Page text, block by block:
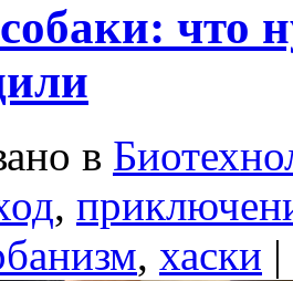
что
в
,
, хаски